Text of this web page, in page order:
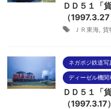
ＤＤ５１「
（1997.3.27
ＪＲ東海 貨
ネガポジ鉄道写
ディーゼル機関
ＤＤ５１「
（1997.3.17）